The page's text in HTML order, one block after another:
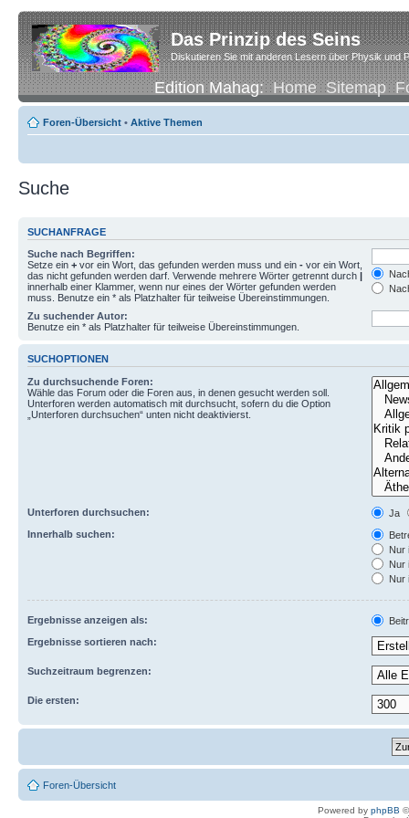
Das Prinzip des Seins
Diskutieren Sie mit anderen Lesern über Physik und
Edition Mahag:Home Sitemap
Foren-Übersicht • Aktive Themen
Suche
SUCHANFRAGE
Suche nach Begriffen:
Setze ein + vor ein Wort, das gefunden werden muss und ein - vor ein Wort,
das nicht gefunden werden darf. Verwende mehrere Wörter getrennt durch |
innerhalb einer Klammer, wenn nur eines der Wörter gefunden werden
muss. Benutze ein * als Platzhalter für teilweise Übereinstimmungen.
Zu suchender Autor:
Benutze ein * als Platzhalter für teilweise Übereinstimmungen.
SUCHOPTIONEN
Zu durchsuchende Foren:
Wähle das Forum oder die Foren aus, in denen gesucht werden soll.
Unterforen werden automatisch mit durchsucht, sofern du die Option
„Unterforen durchsuchen“ unten nicht deaktivierst.
Unterforen durchsuchen:
Ja
Innerhalb suchen:
Nur
Nur
Nur
Ergebnisse anzeigen als:
Ergebnisse sortieren nach:
Suchzeitraum begrenzen:
Die ersten:
Foren-Übersicht
Powered by phpBB